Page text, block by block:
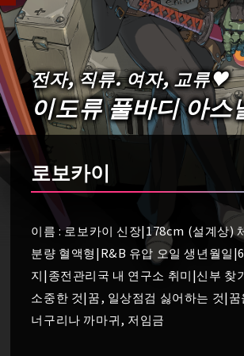
전자, 직류. 여자, 교류♥
이도류 풀바디 아스
로보카이
이름 : 로보카이 신장|178cm (설계상)
분량 혈액형|R&B 유압 오일 생년월일
지|종전관리국 내 연구소 취미|신부 찾
소중한 것|꿈, 일상점검 싫어하는 것|
너구리나 까마귀, 저임금